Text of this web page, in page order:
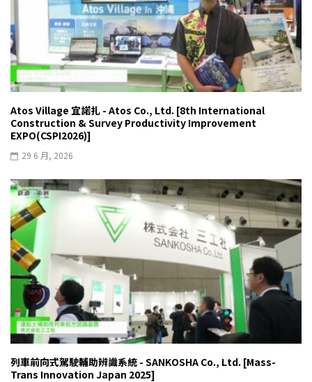
Atos Village 宜諾扎 - Atos Co., Ltd. [8th International
Construction & Survey Productivity Improvement
EXPO(CSPI2026)]
29 6 月, 2026
列車前向式駕駛輔助辨識系統 - SANKOSHA Co., Ltd. [Mass-
Trans Innovation Japan 2025]